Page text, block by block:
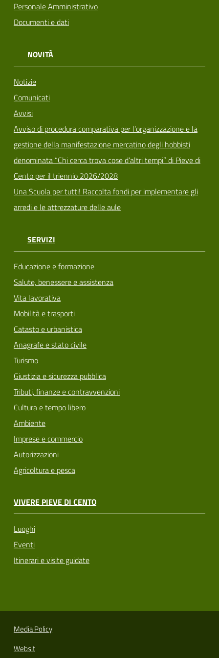
Personale Amministrativo
Documenti e dati
NOVITÀ
Notizie
Comunicati
Avvisi
Avviso di procedura comparativa per l’organizzazione e la
gestione della manifestazione mercatino degli hobbisti
denominata “Chi cerca trova cose d’altri tempi” di Pieve di
Cento per il triennio 2026/2028
Una Scuola per tutti! Raccolta fondi per implementare gli
arredi e le attrezzature delle aule
SERVIZI
Educazione e formazione
Salute, benessere e assistenza
Vita lavorativa
Mobilità e trasporti
Catasto e urbanistica
Anagrafe e stato civile
Turismo
Giustizia e sicurezza pubblica
Tributi, finanze e contravvenzioni
Cultura e tempo libero
Ambiente
Imprese e commercio
Autorizzazioni
Agricoltura e pesca
VIVERE PIEVE DI CENTO
Luoghi
Eventi
Itinerari e visite guidate
Media Policy
Websit